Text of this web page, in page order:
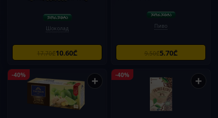
Шоколад
17.70₾10.60₾
Пиво
9.50₾5.70₾
-40% + -40% +